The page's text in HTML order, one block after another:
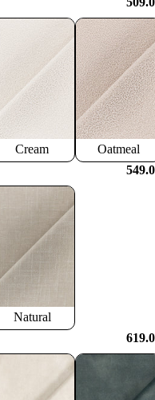
Cream
Oatmeal
Natural